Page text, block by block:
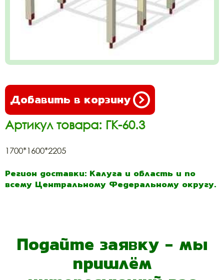
Добавить в корзину
Артикул товара: ГК-60.3
1700*1600*2205
Регион доставки: Калуга и область и по
всему Центральному Федеральному округу.
Подайте заявку - мы
пришлём